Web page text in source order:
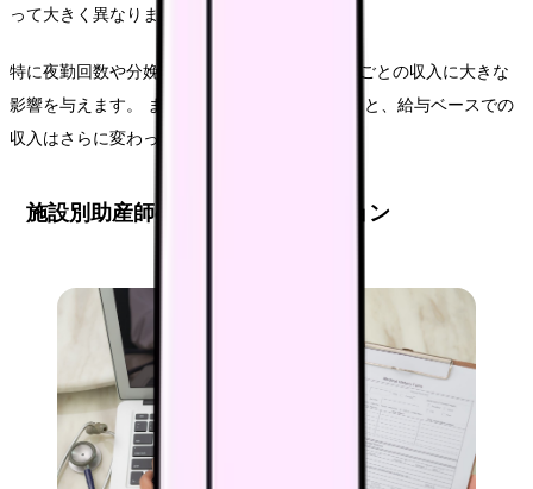
って大きく異なります。
特に夜勤回数や分娩介助などの変動要素は、月ごとの収入に大きな
影響を与えます。 また、昇給や賞与も考慮すると、給与ベースでの
収入はさらに変わってきます。
施設別助産師の収入シミュレーション